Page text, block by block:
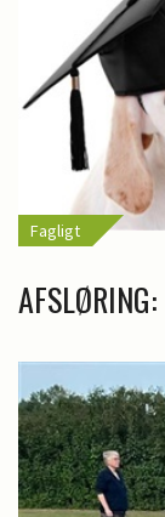
Fagligt